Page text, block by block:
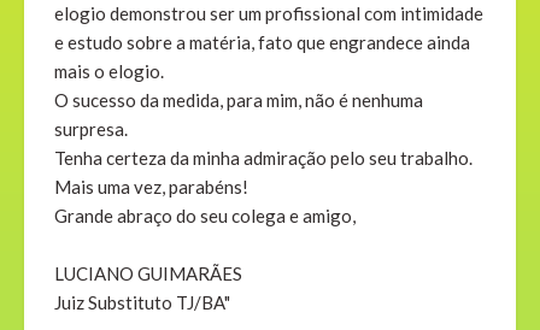
elogio demonstrou ser um profissional com intimidade
e estudo sobre a matéria, fato que engrandece ainda
mais o elogio.
O sucesso da medida, para mim, não é nenhuma
surpresa.
Tenha certeza da minha admiração pelo seu trabalho.
Mais uma vez, parabéns!
Grande abraço do seu colega e amigo,
LUCIANO GUIMARÃES
Juiz Substituto TJ/BA"